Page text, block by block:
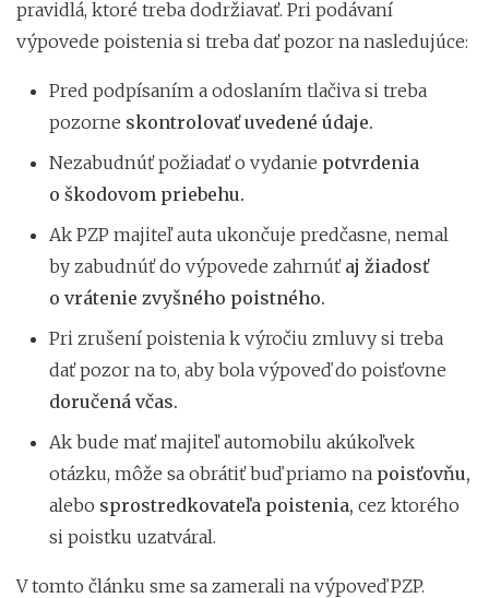
pravidlá, ktoré treba dodržiavať. Pri podávaní
výpovede poistenia si treba dať pozor na nasledujúce:
Pred podpísaním a odoslaním tlačiva si treba
pozorne skontrolovať uvedené údaje.
Nezabudnúť požiadať o vydanie potvrdenia
o škodovom priebehu.
Ak PZP majiteľ auta ukončuje predčasne, nemal
by zabudnúť do výpovede zahrnúť aj žiadosť
o vrátenie zvyšného poistného.
Pri zrušení poistenia k výročiu zmluvy si treba
dať pozor na to, aby bola výpoveď do poisťovne
doručená včas.
Ak bude mať majiteľ automobilu akúkoľvek
otázku, môže sa obrátiť buď priamo na poisťovňu,
alebo sprostredkovateľa poistenia, cez ktorého
si poistku uzatváral.
V tomto článku sme sa zamerali na výpoveď PZP.